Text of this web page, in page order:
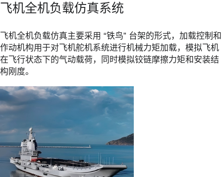
飞机全机负载仿真系统
飞机全机负载仿真主要采用 “铁鸟” 台架的形式，加载控制和
作动机构用于对飞机舵机系统进行机械力矩加载，模拟飞机
在飞行状态下的气动载荷，同时模拟铰链摩擦力矩和安装结
构刚度。